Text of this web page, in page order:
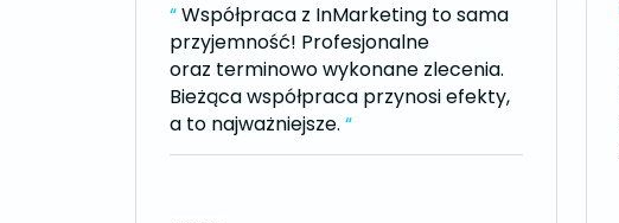
“Współpraca z InMarketing to sama
przyjemność! Profesjonalne
oraz terminowo wykonane zlecenia.
Bieżąca współpraca przynosi efekty,
a to najważniejsze. “